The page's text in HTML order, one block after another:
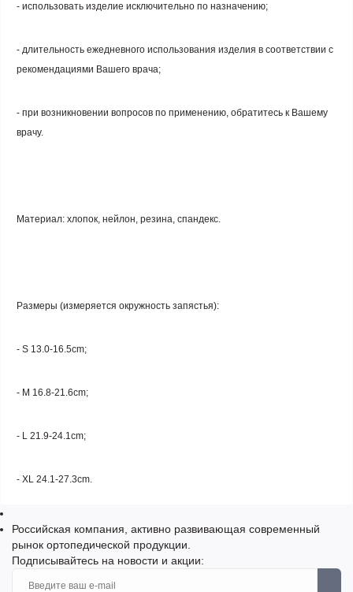
- использовать изделие исключительно по назначению;
- длительность ежедневного использования изделия в соответствии с
рекомендациями Вашего врача;
- при возникновении вопросов по применению, обратитесь к Вашему
врачу.
Материал: хлопок, нейлон, резина, спандекс.
Размеры (измеряется окружность запястья):
- S 13.0-16.5cm;
- M 16.8-21.6cm;
- L 21.9-24.1cm;
- XL 24.1-27.3cm.
Российская компания, активно развивающая современный
рынок ортопедической продукции.
Подписывайтесь на новости и акции: